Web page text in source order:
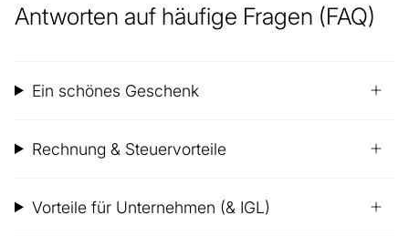
Antworten auf häufige Fragen (FAQ)
Ein schönes Geschenk
Rechnung & Steuervorteile
Vorteile für Unternehmen (& IGL)